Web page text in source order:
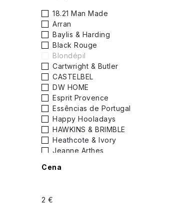
USA bez willowtree
Advent
Viac variantov
RIJEN2025
18.21 Man Made
Arran
Baylis & Harding
Black Rouge
Blondépil
Cartwright & Butler
CASTELBEL
DW HOME
Esprit Provence
Essências de Portugal
Happy Hooladays
HAWKINS & BRIMBLE
Heathcote & Ivory
Jeanne Arthes
Les Petits Plaisirs
Cena
2 €